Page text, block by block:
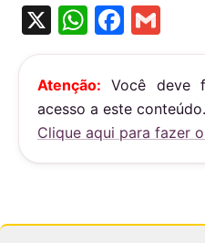
X
W
h
at
s
A
p
F
a
c
e
b
o
k
m
ai
l
Atenção: Você deve
acesso a este conteúdo.
Clique aqui para fazer